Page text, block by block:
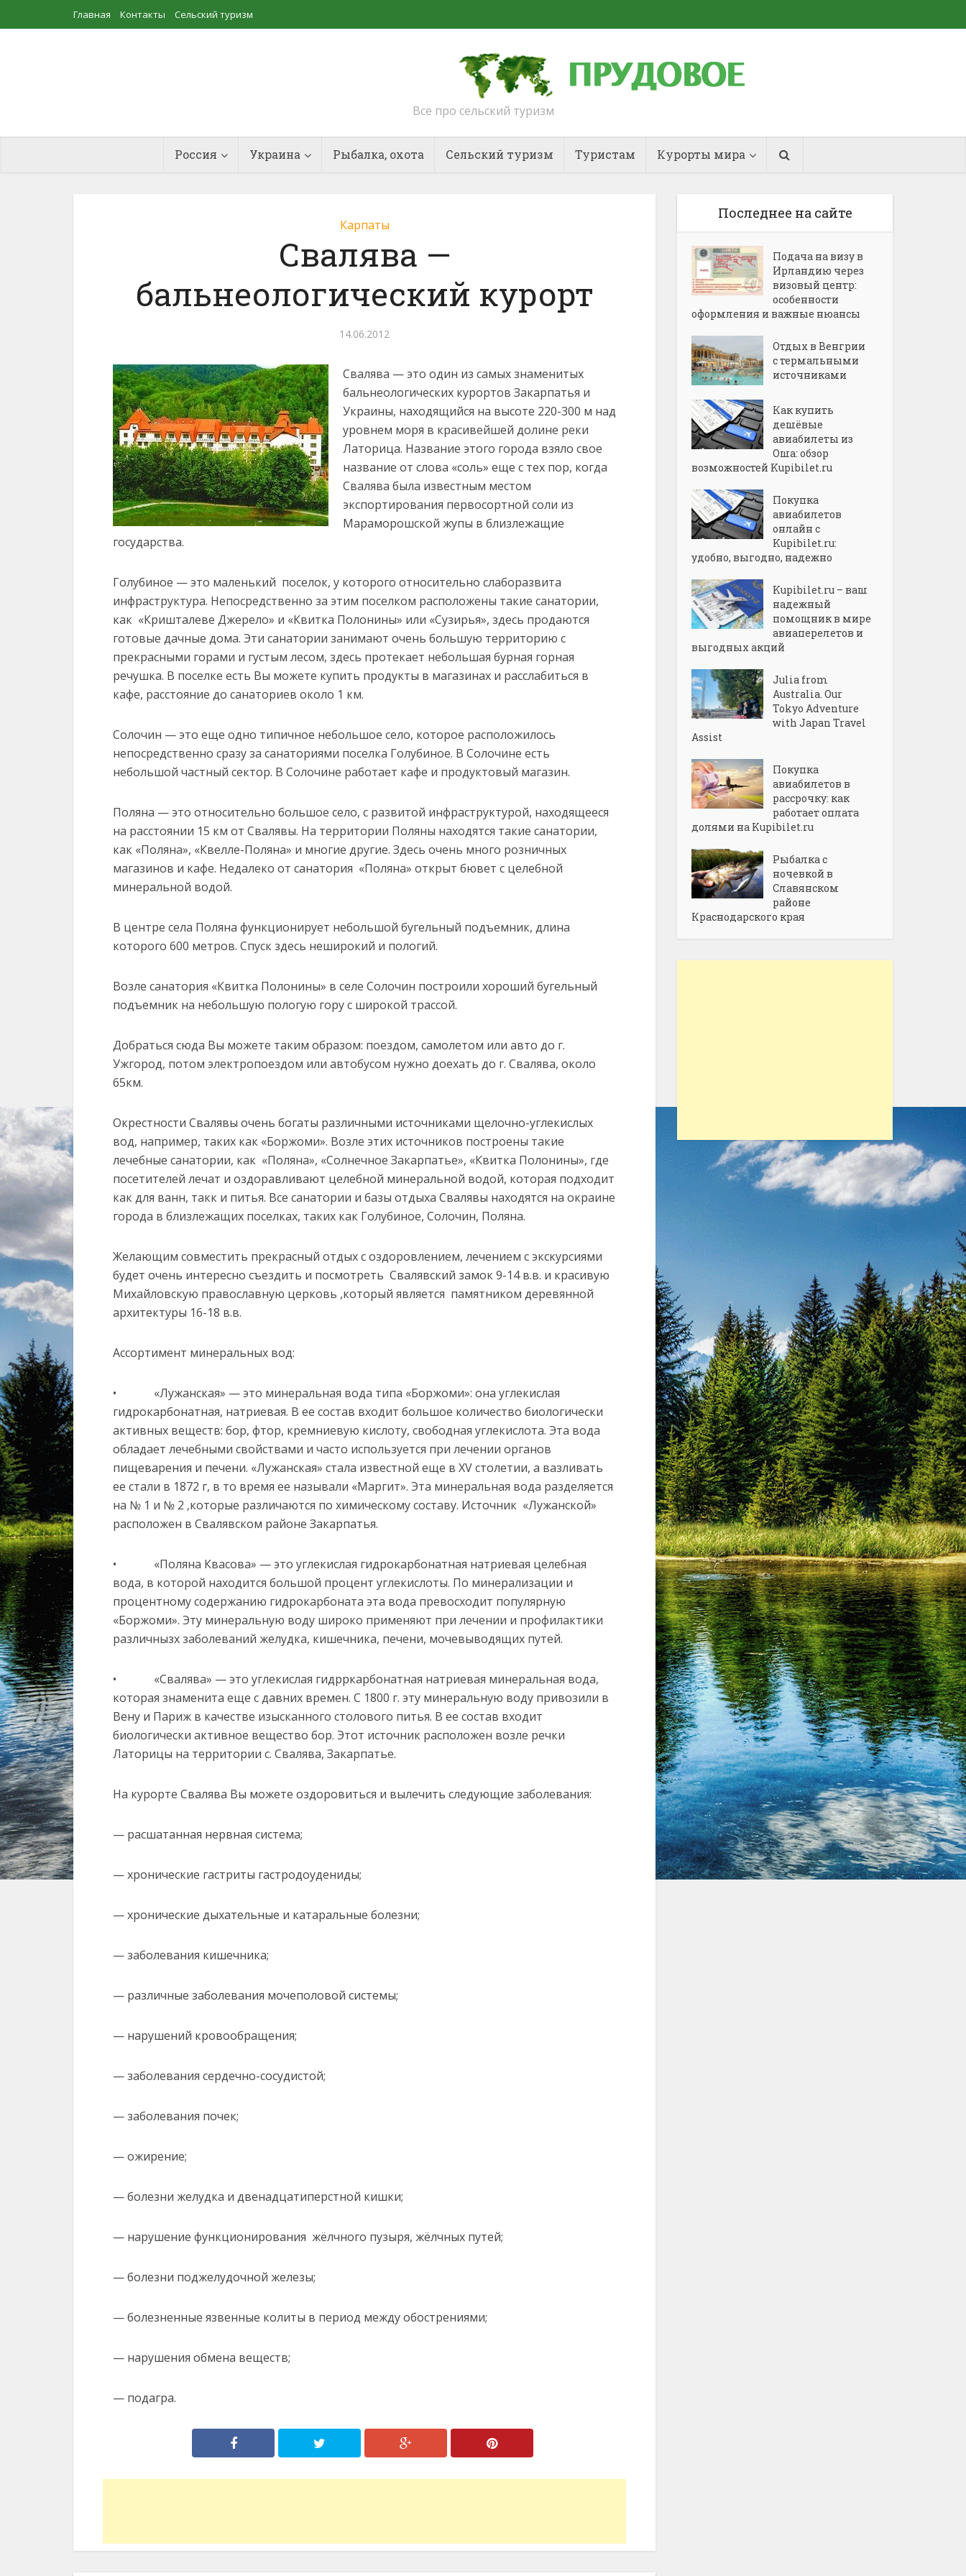
Главная Контакты Сельский туризм
Все про сельский туризм
Россия Украина Рыбалка, охота Сельский туризм Туристам Курорты мира
Карпаты
Свалява —
бальнеологический курорт
14.06.2012
Свалява — это один из самых знаменитых
бальнеологических курортов Закарпатья и
Украины, находящийся на высоте 220-300 м над
уровнем моря в красивейшей долине реки
Латорица. Название этого города взяло свое
название от слова «соль» еще с тех пор, когда
Свалява была известным местом
экспортирования первосортной соли из
Мараморошской жупы в близлежащие
государства.
Голубиное — это маленький поселок, у которого относительно слаборазвита
инфраструктура. Непосредственно за этим поселком расположены такие санатории,
как «Кришталеве Джерело» и «Квитка Полонины» или «Сузирья», здесь продаются
готовые дачные дома. Эти санатории занимают очень большую территорию с
прекрасными горами и густым лесом, здесь протекает небольшая бурная горная
речушка. В поселке есть Вы можете купить продукты в магазинах и расслабиться в
кафе, расстояние до санаториев около 1 км.
Солочин — это еще одно типичное небольшое село, которое расположилось
непосредственно сразу за санаториями поселка Голубиное. В Солочине есть
небольшой частный сектор. В Солочине работает кафе и продуктовый магазин.
Поляна — это относительно большое село, с развитой инфраструктурой, находящееся
на расстоянии 15 км от Свалявы. На территории Поляны находятся такие санатории,
как «Поляна», «Квелле-Поляна» и многие другие. Здесь очень много розничных
магазинов и кафе. Недалеко от санатория «Поляна» открыт бювет с целебной
минеральной водой.
В центре села Поляна функционирует небольшой бугельный подъемник, длина
которого 600 метров. Спуск здесь неширокий и пологий.
Возле санатория «Квитка Полонины» в селе Солочин построили хороший бугельный
подъемник на небольшую пологую гору с широкой трассой.
Добраться сюда Вы можете таким образом: поездом, самолетом или авто до г.
Ужгород, потом электропоездом или автобусом нужно доехать до г. Свалява, около
65км.
Окрестности Свалявы очень богаты различными источниками щелочно-углекислых
вод, например, таких как «Боржоми». Возле этих источников построены такие
лечебные санатории, как «Поляна», «Солнечное Закарпатье», «Квитка Полонины», где
посетителей лечат и оздоравливают целебной минеральной водой, которая подходит
как для ванн, такк и питья. Все санатории и базы отдыха Свалявы находятся на окраине
города в близлежащих поселках, таких как Голубиное, Солочин, Поляна.
Желающим совместить прекрасный отдых с оздоровлением, лечением с экскурсиями
будет очень интересно съездить и посмотреть Свалявский замок 9-14 в.в. и красивую
Михайловскую православную церковь ,который является памятником деревянной
архитектуры 16-18 в.в.
Ассортимент минеральных вод:
• «Лужанская» — это минеральная вода типа «Боржоми»: она углекислая
гидрокарбонатная, натриевая. В ее состав входит большое количество биологически
активных веществ: бор, фтор, кремниевую кислоту, свободная углекислота. Эта вода
обладает лечебными свойствами и часто используется при лечении органов
пищеварения и печени. «Лужанская» стала известной еще в XV столетии, а вазливать
ее стали в 1872 г, в то время ее называли «Маргит». Эта минеральная вода разделяется
на № 1 и № 2 ,которые различаются по химическому составу. Источник «Лужанской»
расположен в Свалявском районе Закарпатья.
• «Поляна Квасова» — это углекислая гидрокарбонатная натриевая целебная
вода, в которой находится большой процент углекислоты. По минерализации и
процентному содержанию гидрокарбоната эта вода превосходит популярную
«Боржоми». Эту минеральную воду широко применяют при лечении и профилактики
различнызх заболеваний желудка, кишечника, печени, мочевыводящих путей.
• «Свалява» — это углекислая гидрркарбонатная натриевая минеральная вода,
которая знаменита еще с давних времен. С 1800 г. эту минеральную воду привозили в
Вену и Париж в качестве изысканного столового питья. В ее состав входит
биологически активное вещество бор. Этот источник расположен возле речки
Латорицы на территории с. Свалява, Закарпатье.
На курорте Свалява Вы можете оздоровиться и вылечить следующие заболевания:
— расшатанная нервная система;
— хронические гастриты гастродоудениды;
— хронические дыхательные и катаральные болезни;
— заболевания кишечника;
— различные заболевания мочеполовой системы;
— нарушений кровообращения;
— заболевания сердечно-сосудистой;
— заболевания почек;
— ожирение;
— болезни желудка и двенадцатиперстной кишки;
— нарушение функционирования жёлчного пузыря, жёлчных путей;
— болезни поджелудочной железы;
— болезненные язвенные колиты в период между обострениями;
— нарушения обмена веществ;
— подагра.
Последнее на сайте
Подача на визу в
Ирландию через
визовый центр:
особенности
оформления и важные нюансы
Отдых в Венгрии
с термальными
источниками
Как купить
дешёвые
авиабилеты из
Оша: обзор
возможностей Kupibilet.ru
Покупка
авиабилетов
онлайн с
Kupibilet.ru:
удобно, выгодно, надежно
Kupibilet.ru – ваш
надежный
помощник в мире
авиаперелетов и
выгодных акций
Julia from
Australia. Our
Tokyo Adventure
with Japan Travel
Assist
Покупка
авиабилетов в
рассрочку: как
работает оплата
долями на Kupibilet.ru
Рыбалка с
ночевкой в
Славянском
районе
Краснодарского края